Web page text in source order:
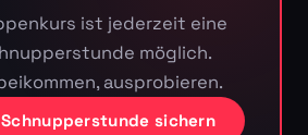
ist jederzeit eine
möglich.
ausprobieren.
sichern